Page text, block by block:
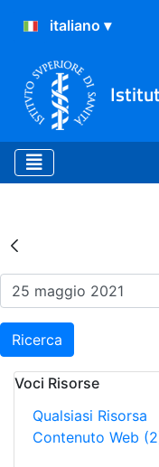
Risultati
Ricerca
Voci Risorse
Qualsiasi Risorsa
Contenuto Web